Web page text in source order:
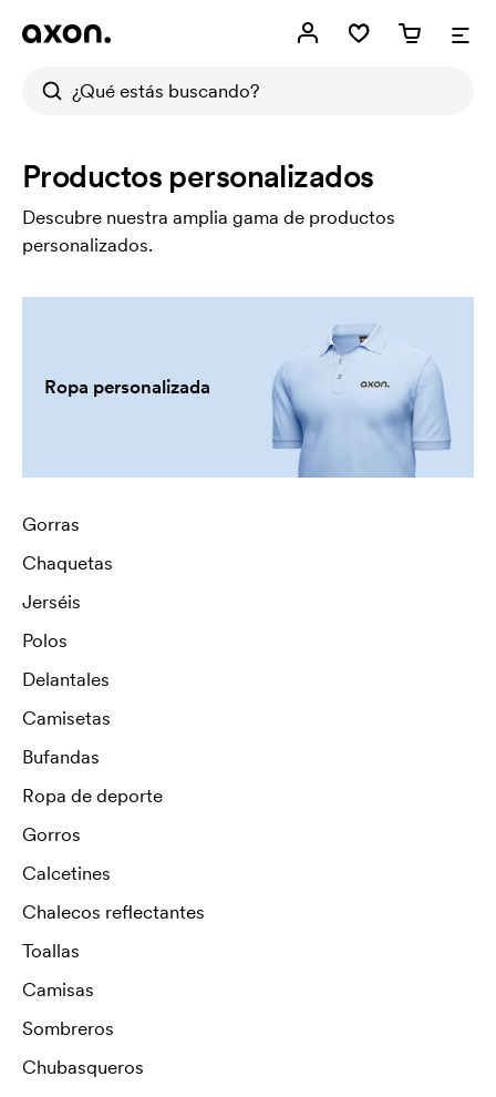
Productos personalizados
Descubre nuestra amplia gama de productos
personalizados.
Ropa personalizada
Gorras
Chaquetas
Jerséis
Polos
Delantales
Camisetas
Bufandas
Ropa de deporte
Gorros
Calcetines
Chalecos reflectantes
Toallas
Camisas
Sombreros
Chubasqueros